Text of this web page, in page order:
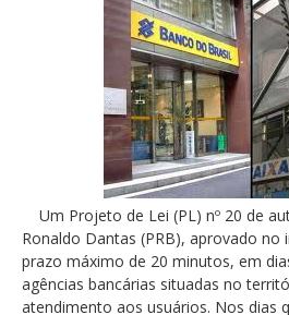
Um Projeto de Lei (PL) nº 20 de
Ronaldo Dantas (PRB), aprovado no
prazo máximo de 20 minutos, em
agências bancárias situadas no
atendimento aos usuários. Nos dias